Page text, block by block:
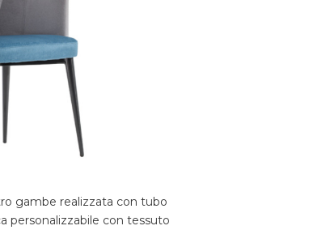
gambe realizzata con tubo
personalizzabile con tessuto